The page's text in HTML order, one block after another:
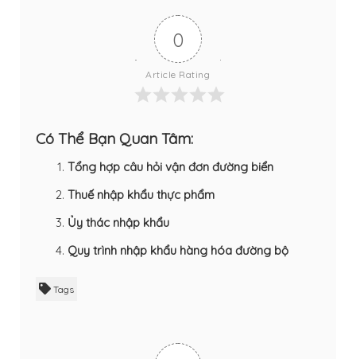
0
Article Rating
Có Thể Bạn Quan Tâm:
Tổng hợp câu hỏi vận đơn đường biển
Thuế nhập khẩu thực phẩm
Ủy thác nhập khẩu
Quy trình nhập khẩu hàng hóa đường bộ
Tags